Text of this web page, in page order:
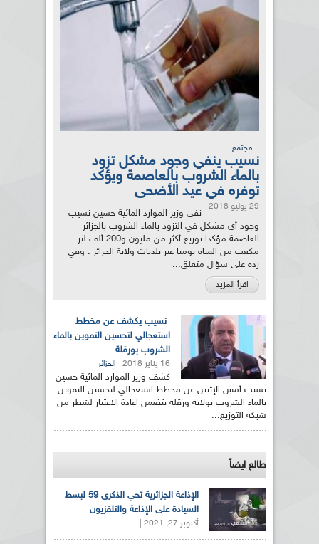
مجتمع
نسيب ينفي وجود مشكل تزود
بالماء الشروب بالعاصمة ويؤكد
توفره في عيد الأضحى
29 يوليو 2018
نفى وزير الموارد المائية حسين نسيب
وجود أي مشكل في التزود بالماء الشروب بالجزائر
العاصمة مؤكدا توزيع أكثر من مليون و200 ألف لتر
مكعب من المياه يوميا عبر بلديات ولاية الجزائر . وفي
رده على سؤال متعلق...
اقرأ المزيد
نسيب يكشف عن مخطط
استعجالي لتحسين التموين بالماء
الشروب بورقلة
16 يناير 2018 الجزائر
كشف وزير الموارد المائية حسين
نسيب أمس الإثنين عن مخطط استعجالي لتحسين التموين
بالماء الشروب بولاية ورقلة يتضمن اعادة الاعتبار لشطر من
شبكة التوزيع...
طالع ايضاً
الإذاعة الجزائرية تحي الذكرى 59 لبسط
السيادة على الإذاعة والتلفزيون
أكتوبر 27, 2021 |